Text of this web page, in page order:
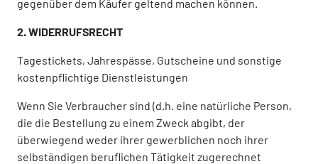
gegenüber dem Käufer geltend machen können.
2. WIDERRUFSRECHT
Tagestickets, Jahrespässe, Gutscheine und sonstige
kostenpflichtige Dienstleistungen
Wenn Sie Verbraucher sind (d.h. eine natürliche Person,
die die Bestellung zu einem Zweck abgibt, der
überwiegend weder ihrer gewerblichen noch ihrer
selbständigen beruflichen Tätigkeit zugerechnet